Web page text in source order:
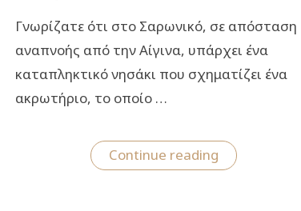
Γνωρίζατε ότι στο Σαρωνικό, σε απόσταση
αναπνοής από την Αίγινα, υπάρχει ένα
καταπληκτικό νησάκι που σχηματίζει ένα
ακρωτήριο, το οποίο …
Continue reading“Το
νησάκι